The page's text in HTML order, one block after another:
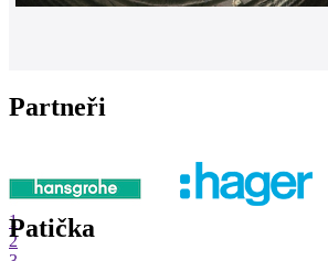
Partneři
1
2
Patička